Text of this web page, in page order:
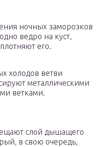
ночных заморозков
ведро на куст,
его.
холодов ветви
металлическими
ветками.
слой дышащего
в свою очередь,